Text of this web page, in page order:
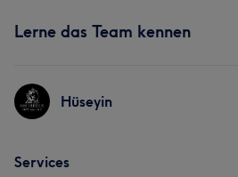
Lerne das Team kennen
Hüseyin
Services